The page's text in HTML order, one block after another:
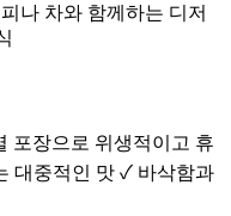
나 차와 함께하는 디저
포장으로 위생적이고 휴
대중적인 맛 ✓ 바삭함과